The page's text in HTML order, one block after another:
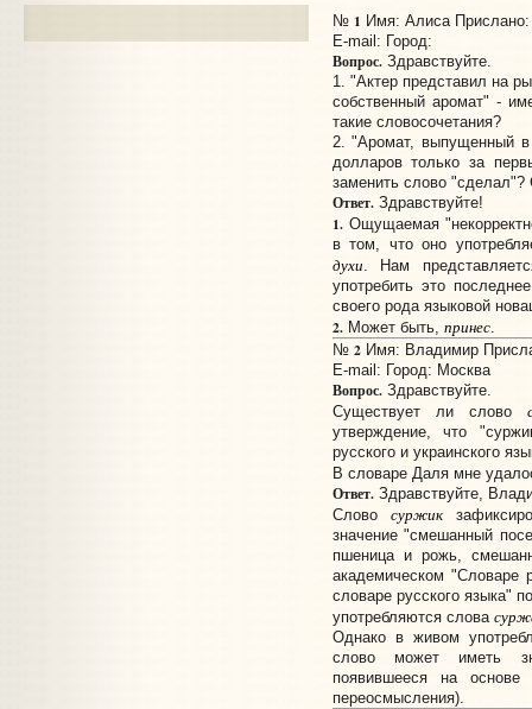
№ 1 Имя: Алиса Прислано:
E-mail: Город:
Вопрос.Здравствуйте.
1. "Актер представил на
собственный аромат" -
такие словосочетания?
2. "Аромат, выпущенный
долларов только за
заменить слово "сделал"?
Ответ.Здравствуйте!
1.Ощущаемая
в том, что оно
духи. Нам
употребить это
своего рода языковой
2.Может быть, принес.
№ 2Имя: Владимир
E-mail: Город: Москва
Вопрос.Здравствуйте.
Существует ли слово
утверждение, что
русского и украинского
В словаре Даля мне
Ответ.Здравствуйте,
Слово суржик
значение "смешанный
пшеница и рожь,
академическом "Словаре
словаре русского языка"
употребляются слова
Однако в живом
слово может иметь
появившееся на основе
переосмысления).